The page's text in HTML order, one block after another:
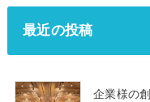
最近の投稿
企業様の